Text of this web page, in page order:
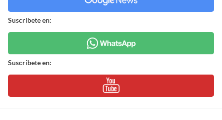
Suscríbete en:
Suscríbete en: